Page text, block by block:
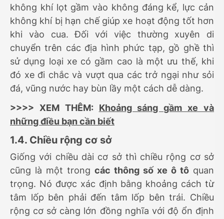
không khí lọt gầm vào không đáng kể, lực cản
không khí bị hạn chế giúp xe hoạt động tốt hơn
khi vào cua. Đối với việc thường xuyên di
chuyển trên các địa hình phức tạp, gồ ghề thì
sử dụng loại xe có gầm cao là một ưu thế, khi
đó xe đi chắc và vượt qua các trở ngại như sỏi
đá, vũng nước hay bùn lầy một cách dễ dàng.
>>>> XEM THÊM: Khoảng sáng gầm xe và
những điều bạn cần biết
1.4. Chiều rộng cơ sở
Giống với chiều dài cơ sở thì chiều rộng cơ sở
cũng là một trong các thông số xe ô tô quan
trọng. Nó được xác định bằng khoảng cách từ
tâm lốp bên phải đến tâm lốp bên trái. Chiều
rộng cơ sở càng lớn đồng nghĩa với độ ổn định